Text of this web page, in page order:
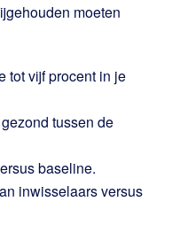
moeten
tot vijf procent in je
tussen de
baseline.
inwisselaars versus